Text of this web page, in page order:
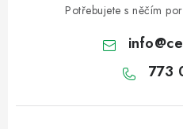
Potřebujete s něčím
info@
773